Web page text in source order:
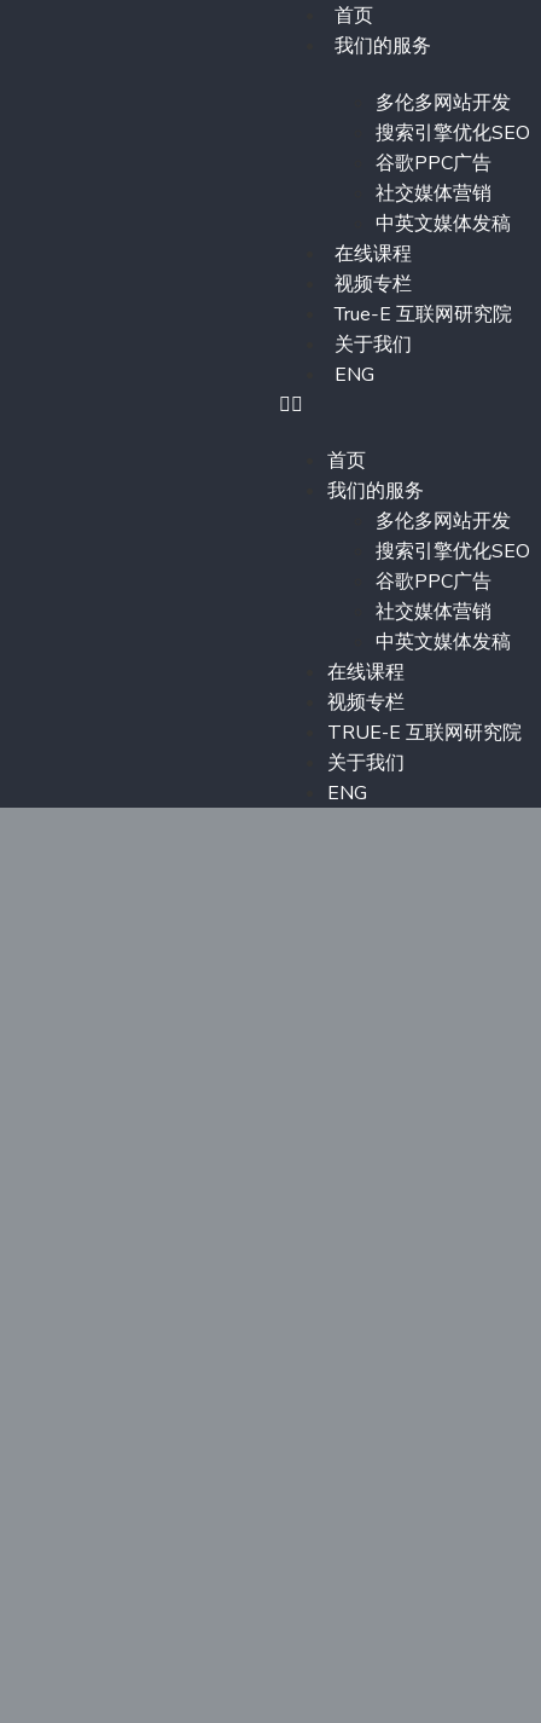
首页
我们的服务
多伦多网站开发
搜索引擎优化SEO
谷歌PPC广告
社交媒体营销
中英文媒体发稿
在线课程
视频专栏
True-E 互联网研究院
关于我们
ENG
首页
我们的服务
多伦多网站开发
搜索引擎优化SEO
谷歌PPC广告
社交媒体营销
中英文媒体发稿
在线课程
视频专栏
TRUE-E 互联网研究院
关于我们
ENG